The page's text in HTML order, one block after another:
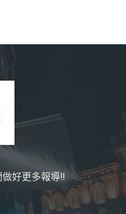
好更多報導!!